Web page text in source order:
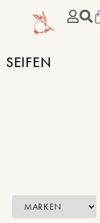
SEIFEN